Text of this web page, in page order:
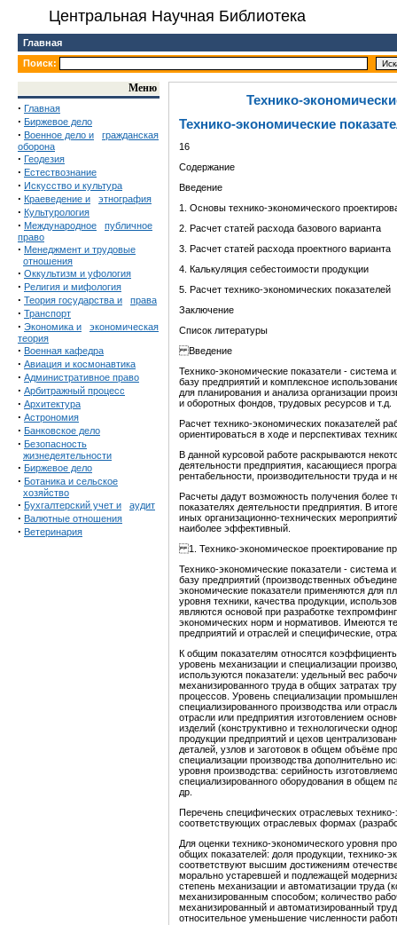
Центральная Научная Библиотека
Главная
Поиск:
Меню
· Главная
· Биржевое дело
· Военное дело и
гражданская
оборона
· Геодезия
· Естествознание
· Искусство и культура
· Краеведение и этнография
· Культурология
· Международное
публичное
право
· Менеджмент и трудовые
отношения
· Оккультизм и уфология
· Религия и мифология
· Теория государства и права
· Транспорт
· Экономика и
экономическая
теория
· Военная кафедра
· Авиация и космонавтика
· Административное право
· Арбитражный процесс
· Архитектура
· Астрономия
· Банковское дело
· Безопасность
жизнедеятельности
· Биржевое дело
· Ботаника и сельское
хозяйство
· Бухгалтерский учет и аудит
· Валютные отношения
· Ветеринария
Технико-
Технико-экономические
16
Содержание
Введение
1. Основы технико-экономического
2. Расчет статей расхода базового варианта
3. Расчет статей расхода проектного варианта
4. Калькуляция себестоимости продукции
5. Расчет технико-экономических показателей
Заключение
Список литературы
Введение
Технико-экономические показатели -
базу предприятий и комплексное
для планирования и анализа организации
и оборотных фондов, трудовых ресурсов и т.д.
Расчет технико-экономических показателей
ориентироваться в ходе и перспективах
В данной курсовой работе раскрываются
деятельности предприятия, касающиеся
рентабельности, производительности труда и
Расчеты дадут возможность получения более
показателях деятельности предприятия. В
иных организационно-технических
наиболее эффективный.
1. Технико-экономическое проектирование
Технико-экономические показатели -
базу предприятий (производственных
экономические показатели применяются для
уровня техники, качества продукции,
являются основой при разработке
экономических норм и нормативов. Имеются
предприятий и отраслей и специфические,
К общим показателям относятся
уровень механизации и специализации
используются показатели: удельный вес
механизированного труда в общих затратах
процессов. Уровень специализации
специализированного производства или
отрасли или предприятия изготовлением
изделий (конструктивно и технологически
продукции предприятий и цехов
деталей, узлов и заготовок в общем объёме
специализации производства дополнительно
уровня производства: серийность
специализированного оборудования в общем
др.
Перечень специфических отраслевых
соответствующих отраслевых формах
Для оценки технико-экономического уровня
общих показателей: доля продукции, технико-
соответствуют высшим достижениям
морально устаревшей и подлежащей
степень механизации и автоматизации труда
механизированным способом; количество
механизированный и автоматизированный
относительное уменьшение численности